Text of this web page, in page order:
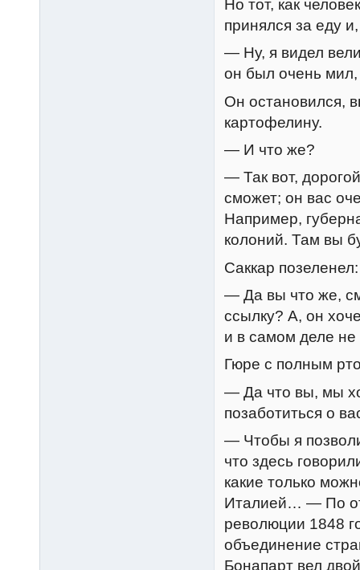
Но тот, как
принялся за еду
— Ну, я видел
он был очень
Он остановился,
картофелину.
— И что же?
— Так вот,
сможет; он вас
Например,
колоний. Там вы
Саккар позеленел:
— Да вы что же,
ссылку? А, он
и в самом деле не
Гюре с полным
— Да что вы, мы
позаботиться о
— Чтобы я
что здесь
какие только
Италией… — По
революции 1848
объединение
Бонапарт вел